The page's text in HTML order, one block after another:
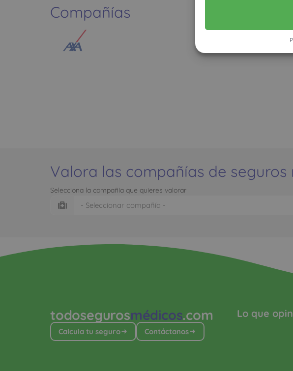
Compañías
Valora las compañías de seguros
Selecciona la compañía que quieres valorar
todosegurosmédicos.com
Calcula tu seguro Contáctanos
Lo que